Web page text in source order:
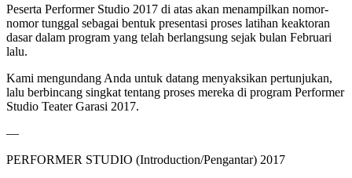
Peserta Performer Studio 2017 di atas akan menampilkan nomor-
nomor tunggal sebagai bentuk presentasi proses latihan keaktoran
dasar dalam program yang telah berlangsung sejak bulan Februari
lalu.
Kami mengundang Anda untuk datang menyaksikan pertunjukan,
lalu berbincang singkat tentang proses mereka di program Performer
Studio Teater Garasi 2017.
—
PERFORMER STUDIO (Introduction/Pengantar) 2017